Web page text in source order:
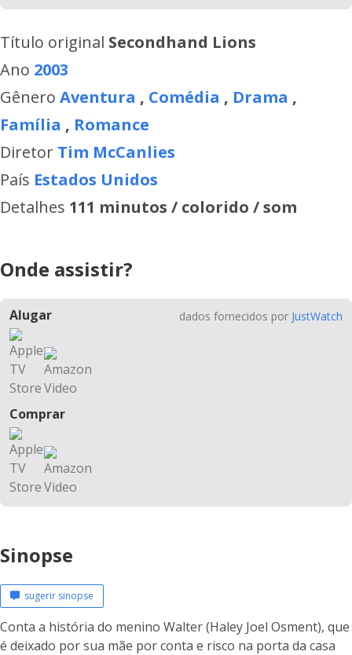
Título original Secondhand Lions
Ano 2003
Gênero Aventura , Comédia , Drama ,
Família , Romance
Diretor Tim McCanlies
País Estados Unidos
Detalhes 111 minutos / colorido / som
Onde assistir?
Alugar
Comprar
dados fornecidos por JustWatch
Sinopse
sugerir sinopse
Conta a história do menino Walter (Haley Joel Osment), que
é deixado por sua mãe por conta e risco na porta da casa